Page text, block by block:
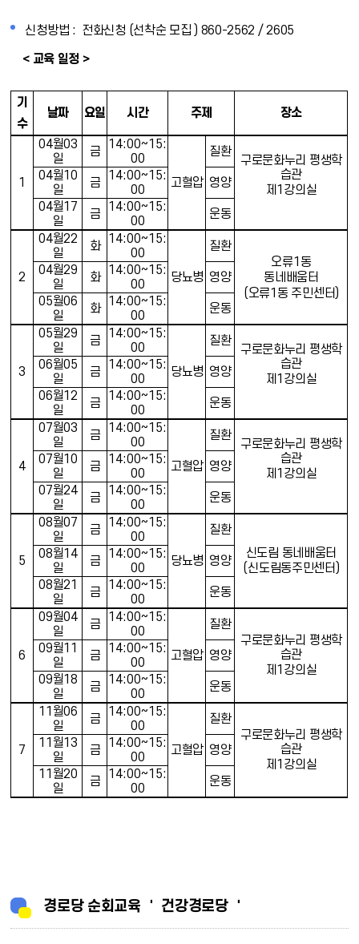
신청방법 : 전화신청 (선착순 모집 ) 860-2562 / 2605
< 교육 일정 >
기
수
날짜 요일 시간 주제 장소
1
04월03
일
금
14:00~15:
00
고혈압
질환
구로문화누리 평생학
습관
제 1 강의실
04월10
일
금
14:00~15:
00
영양
04월17
일
금
14:00~15:
00
운동
2
04월22
일
화 14:00~15:
00
당뇨병
질환
오류1 동
동네배움터
(오류1 동 주민센터 )
04월29
일
화 14:00~15:
00
영양
05월06
일
화 14:00~15:
00
운동
3
05월29
일
금
14:00~15:
00
당뇨병
질환
구로문화누리 평생학
습관
제 1 강의실
06월05
일
금
14:00~15:
00
영양
06월12
일
금
14:00~15:
00
운동
4
07월03
일
금
14:00~15:
00
고혈압
질환
구로문화누리 평생학
습관
제 1 강의실
07월10
일
금
14:00~15:
00
영양
07월24
일
금
14:00~15:
00
운동
5
08월07
일
금
14:00~15:
00
당뇨병
질환
신도림 동네배움터
(신도림동주민센터 )
08월14
일
금
14:00~15:
00
영양
08월21
일
금
14:00~15:
00
운동
6
09월04
일
금
14:00~15:
00
고혈압
질환
구로문화누리 평생학
습관
제 1 강의실
09월11
일
금
14:00~15:
00
영양
09월18
일
금
14:00~15:
00
운동
7
11 월06
일
금
14:00~15:
00
고혈압
질환
구로문화누리 평생학
습관
제 1 강의실
11 월13
일
금
14:00~15:
00
영양
11 월20
일
금
14:00~15:
00
운동
경로당 순회교육 ＇ 건강경로당 ＇